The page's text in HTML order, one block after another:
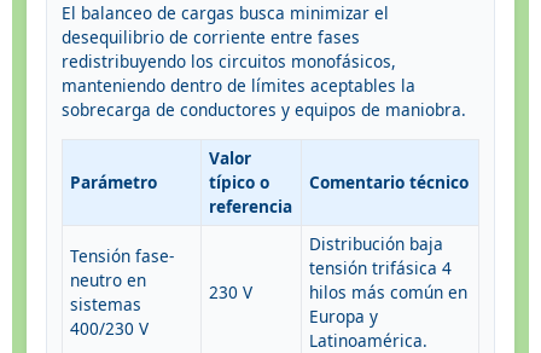
El balanceo de cargas busca minimizar el
desequilibrio de corriente entre fases
redistribuyendo los circuitos monofásicos,
manteniendo dentro de límites aceptables la
sobrecarga de conductores y equipos de maniobra.
Parámetro
Valor
típico o
referencia
Comentario técnico
Tensión fase-
neutro en
sistemas
400/230 V
230 V
Distribución baja
tensión trifásica 4
hilos más común en
Europa y
Latinoamérica.